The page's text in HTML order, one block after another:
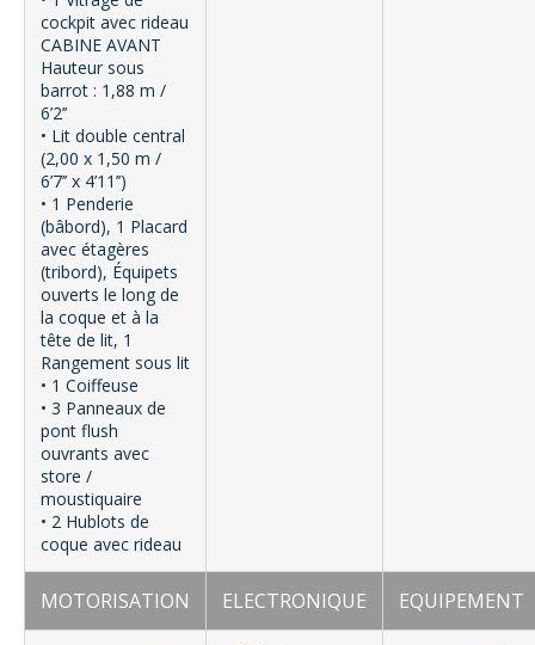
cockpit avec rideau
CABINE AVANT
Hauteur sous
barrot : 1,88 m /
6’2’’
• Lit double central
(2,00 x 1,50 m /
6’7’’ x 4’11’’)
• 1 Penderie
(bâbord), 1 Placard
avec étagères
(tribord), Équipets
ouverts le long de
la coque et à la
tête de lit, 1
Rangement sous lit
• 1 Coiffeuse
• 3 Panneaux de
pont flush
ouvrants avec
store /
moustiquaire
• 2 Hublots de
coque avec rideau
MOTORISATION ELECTRONIQUE EQUIPEMENT